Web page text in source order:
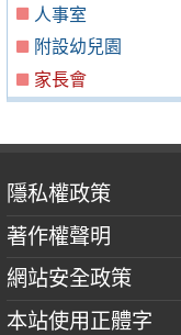
人事室
附設幼兒園
家長會
隱私權政策
著作權聲明
網站安全政策
本站使用正體字